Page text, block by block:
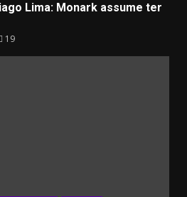
Lima: Monark assume ter
19